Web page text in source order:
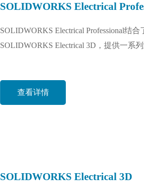
SOLIDWORKS Electrical
SOLIDWORKS Electrical Professional结
SOLIDWORKS Electrical 3D，提供一系
查看详情
SOLIDWORKS Electrical 3D